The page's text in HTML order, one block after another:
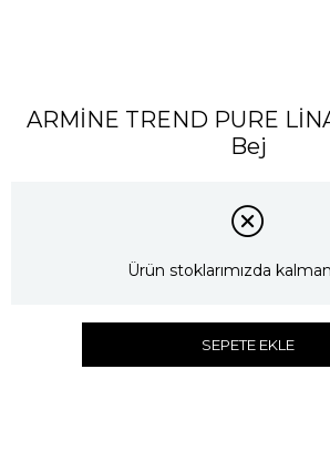
ARMİNE TREND PURE
Bej
Ürün stoklarımızda
SEPETE EKLE